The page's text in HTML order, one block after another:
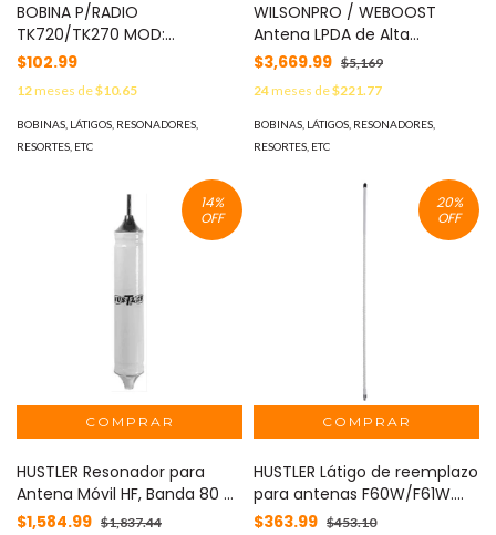
BOBINA P/RADIO
TK720/TK270 MOD:
L34405905
$102.99
12meses de$10.65
BOBINAS, LÁTIGOS, RESONADORES,
RESORTES, ETC
WILSONPRO / WEBOOST
Antena LPDA de Alta
Ganancia/ ESPECIAL PARA
AMPLIFICADORES DE UNA A
CINCO BANDAS DE
FRECUENCIA/ 698-2700 MHz/
12.15 dBi de Ganancia. MOD:
$3,669.99 $5,169
24meses de$221.77
BOBINAS, LÁTIGOS, RESONADORES,
RESORTES, ETC
14%
OFF
HUSTLER Resonador para
Antena Móvil HF, Banda 80 m
(3.5 MHz) MOD: RM-80
$1,584.99 $1,837.44
20%
OFF
HUSTLER Látigo de reemplazo
para antenas F60W/F61W.
MOD: F-3W
$363.99 $453.10